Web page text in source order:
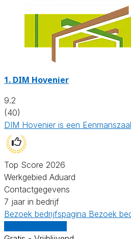
1. DIM Hovenier
9.2
(40)
DIM Hovenier is een
Top Score 2026
Werkgebied Aduard
Contactgegevens
7 jaar in bedrijf
Bezoek bedrijfspagina Bezoek